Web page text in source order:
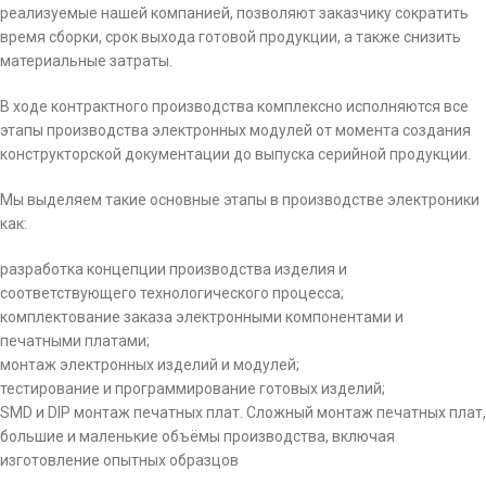
реализуемые нашей компанией, позволяют заказчику сократить
время сборки, срок выхода готовой продукции, а также снизить
материальные затраты.
В ходе контрактного производства комплексно исполняются все
этапы производства электронных модулей от момента создания
конструкторской документации до выпуска серийной продукции.
Мы выделяем такие основные этапы в производстве электроники
как:
разработка концепции производства изделия и
соответствующего технологического процесса;
комплектование заказа электронными компонентами и
печатными платами;
монтаж электронных изделий и модулей;
тестирование и программирование готовых изделий;
SMD и DIP монтаж печатных плат. Сложный монтаж печатных плат,
большие и маленькие объёмы производства, включая
изготовление опытных образцов